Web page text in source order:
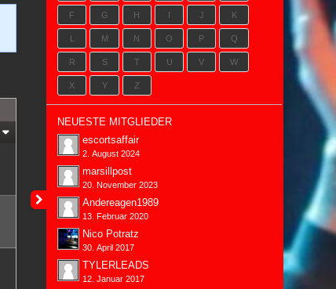
F G H I J K
L M N O P Q
R S T U V W
X Y Z
NEUESTE MITGLIEDER
escortsaffair
2. August 2024
marsillpost
20. November 2023
Andereagen1989
13. Februar 2020
Nico Potratz
30. April 2017
TYLERLEADS
12. Januar 2017